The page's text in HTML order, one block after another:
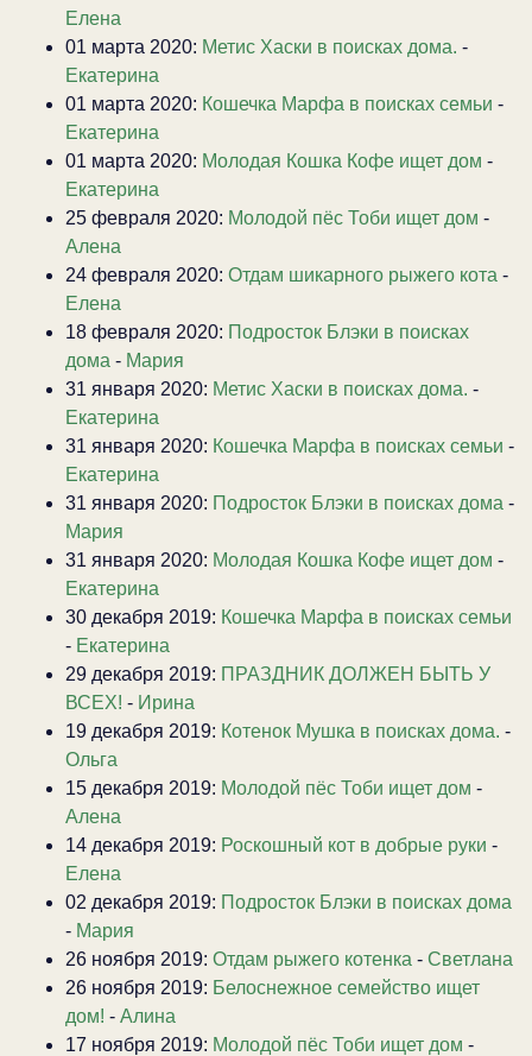
Елена
01 марта 2020: Метис Хаски в поисках дома. -
Екатерина
01 марта 2020: Кошечка Марфа в поисках семьи -
Екатерина
01 марта 2020: Молодая Кошка Кофе ищет дом -
Екатерина
25 февраля 2020: Молодой пёс Тоби ищет дом -
Алена
24 февраля 2020: Отдам шикарного рыжего кота -
Елена
18 февраля 2020: Подросток Блэки в поисках
дома - Мария
31 января 2020: Метис Хаски в поисках дома. -
Екатерина
31 января 2020: Кошечка Марфа в поисках семьи -
Екатерина
31 января 2020: Подросток Блэки в поисках дома -
Мария
31 января 2020: Молодая Кошка Кофе ищет дом -
Екатерина
30 декабря 2019: Кошечка Марфа в поисках семьи
- Екатерина
29 декабря 2019: ПРАЗДНИК ДОЛЖЕН БЫТЬ У
ВСЕХ! - Ирина
19 декабря 2019: Котенок Мушка в поисках дома. -
Ольга
15 декабря 2019: Молодой пёс Тоби ищет дом -
Алена
14 декабря 2019: Роскошный кот в добрые руки -
Елена
02 декабря 2019: Подросток Блэки в поисках дома
- Мария
26 ноября 2019: Отдам рыжего котенка - Светлана
26 ноября 2019: Белоснежное семейство ищет
дом! - Алина
17 ноября 2019: Молодой пёс Тоби ищет дом -